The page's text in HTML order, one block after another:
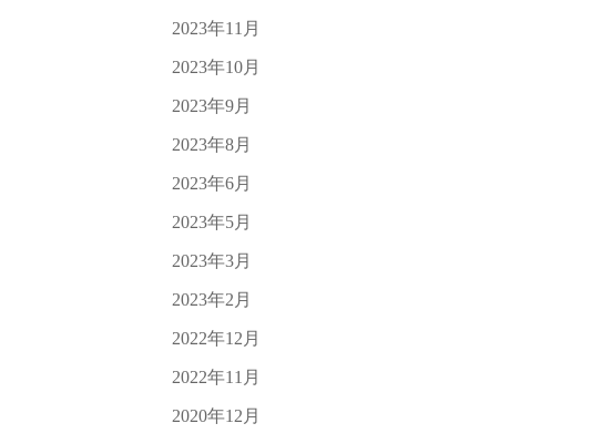
2023年11月
2023年10月
2023年9月
2023年8月
2023年6月
2023年5月
2023年3月
2023年2月
2022年12月
2022年11月
2020年12月